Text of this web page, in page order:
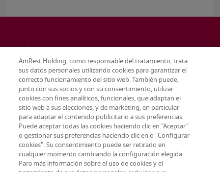
Terms & conditions
AmRest Holding, como responsable del tratamiento, trata
sus datos personales utilizando cookies para garantizar el
correcto funcionamiento del sitio web. También puede,
junto con sus socios y con su consentimiento, utilizar
cookies con fines analíticos, funcionales, que adaptan el
sitio web a sus elecciones, y de marketing, en particular
para adaptar el contenido publicitario a sus preferencias.
Puede aceptar todas las cookies haciendo clic en "Aceptar"
o gestionar sus preferencias haciendo clic en o "Configurar
cookies". Su consentimiento puede ser retirado en
cualquier momento cambiando la configuración elegida.
Para más información sobre el uso de cookies y el